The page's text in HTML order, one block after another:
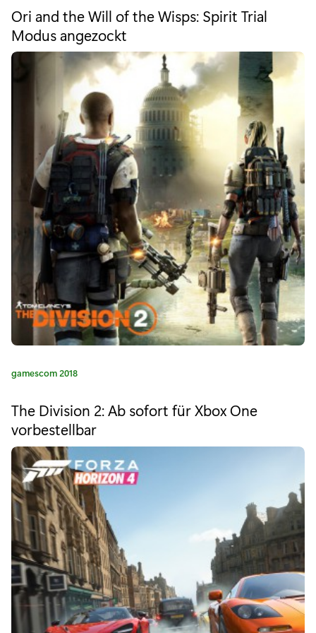
s
C
o
n
t
e
n
t
-
U
p
d
a
F
o
a
e
n
S
e
g
o
Ori and the Will of the Wisps: Spirit Trial
Modus angezockt
K
t
e
g
o
i
e
:
gamescom 2018
The Division 2: Ab sofort für Xbox One
vorbestellbar